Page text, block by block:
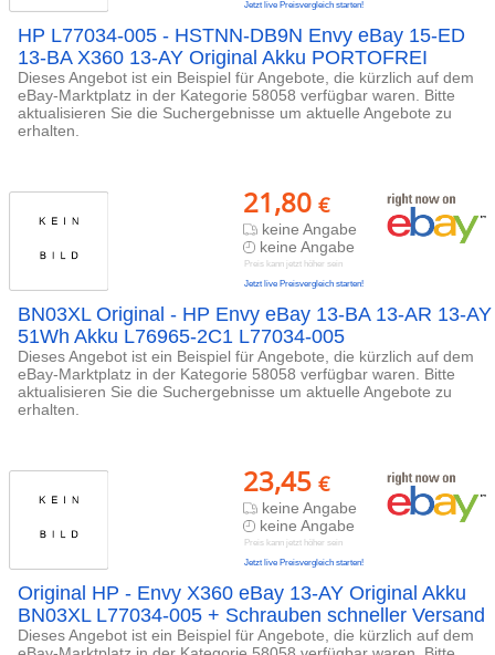
Jetzt live Preisvergleich starten!
HP L77034-005 - HSTNN-DB9N Envy eBay 15-ED
13-BA X360 13-AY Original Akku PORTOFREI
Dieses Angebot ist ein Beispiel für Angebote, die kürzlich auf dem
eBay-Marktplatz in der Kategorie 58058 verfügbar waren. Bitte
aktualisieren Sie die Suchergebnisse um aktuelle Angebote zu
erhalten.
21,80 €
keine Angabe
keine Angabe
Preis kann jetzt höher sein
Jetzt live Preisvergleich starten!
BN03XL Original - HP Envy eBay 13-BA 13-AR 13-AY
51Wh Akku L76965-2C1 L77034-005
Dieses Angebot ist ein Beispiel für Angebote, die kürzlich auf dem
eBay-Marktplatz in der Kategorie 58058 verfügbar waren. Bitte
aktualisieren Sie die Suchergebnisse um aktuelle Angebote zu
erhalten.
23,45 €
keine Angabe
keine Angabe
Preis kann jetzt höher sein
Jetzt live Preisvergleich starten!
Original HP - Envy X360 eBay 13-AY Original Akku
BN03XL L77034-005 + Schrauben schneller Versand
Dieses Angebot ist ein Beispiel für Angebote, die kürzlich auf dem